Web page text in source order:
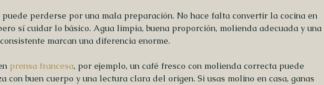
puede perderse por una mala preparación. No hace falta convertir la cocina en
sí cuidar lo básico. Agua limpia, buena proporción, molienda adecuada y una
marcan una diferencia enorme.
prensa francesa, por ejemplo, un café fresco con molienda correcta puede
con buen cuerpo y una lectura clara del origen. Si usas molino en casa, ganas